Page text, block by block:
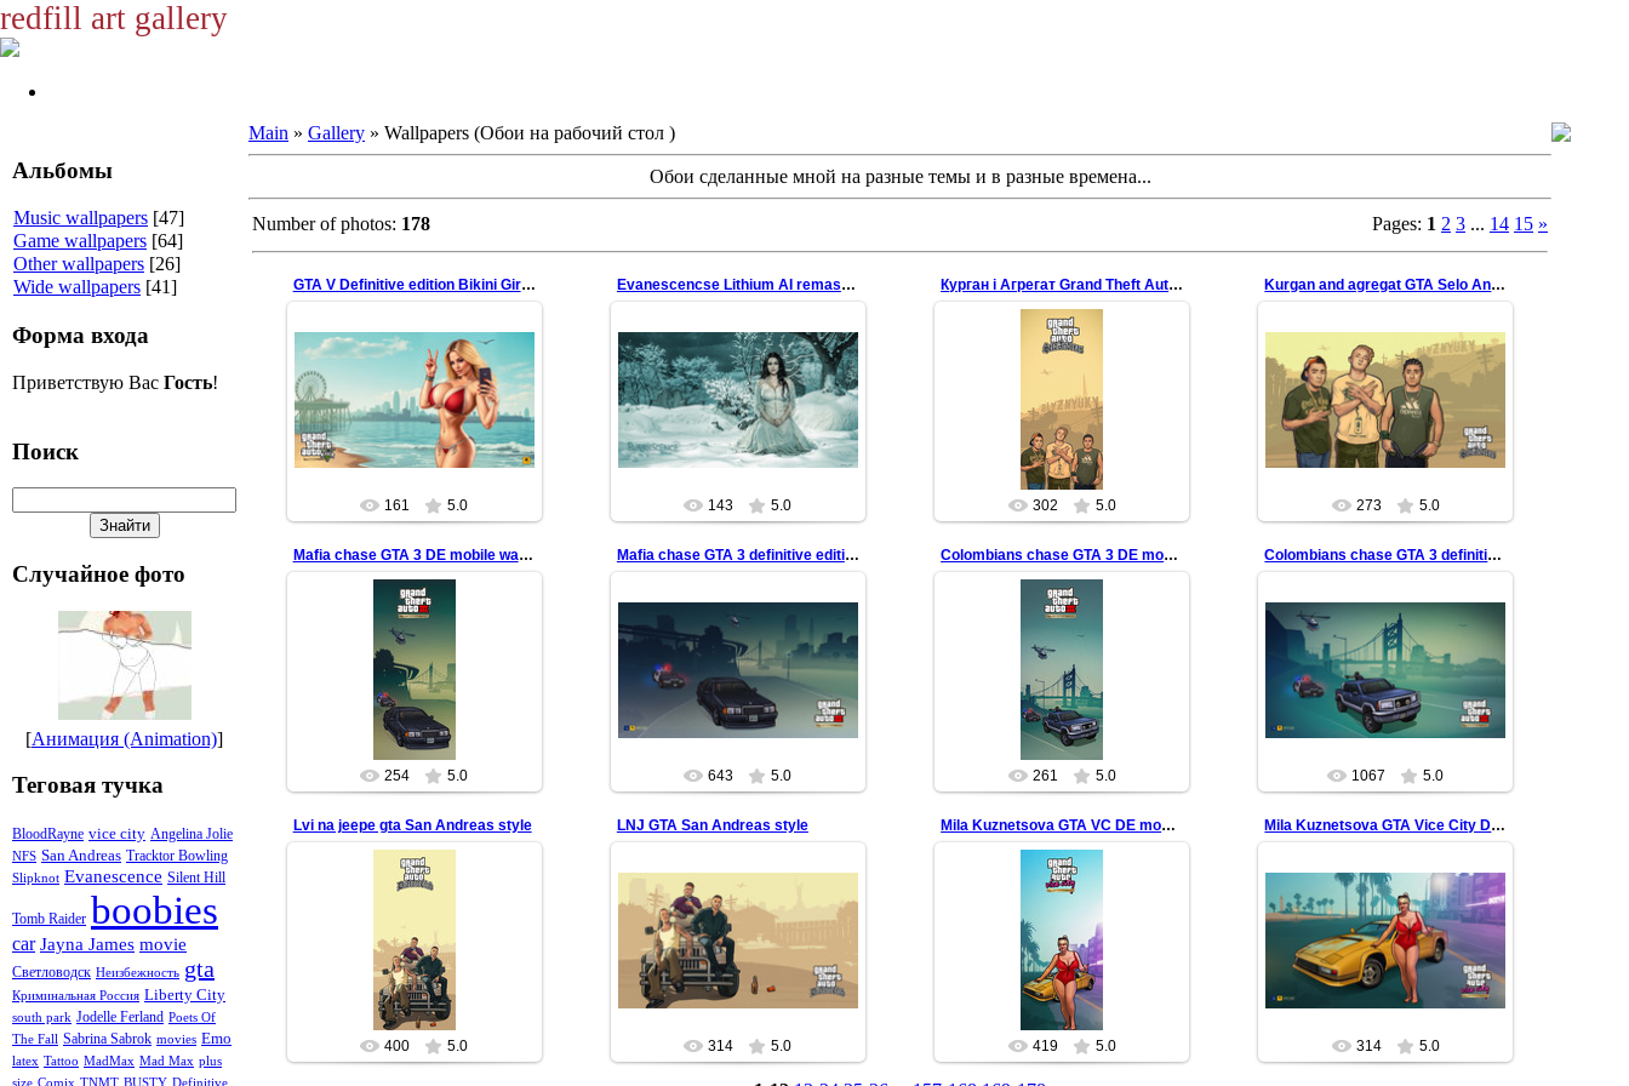
redfill art gallery
Альбомы
Music wallpapers [47]
Game wallpapers [64]
Other wallpapers [26]
Wide wallpapers [41]
Форма входа
Приветствую Вас Гость!
Поиск
Случайное фото
[Анимация (Animation)]
Теговая тучка
BloodRayne vice city Angelina Jolie
NFS San Andreas Tracktor Bowling
Slipknot Evanescence Silent Hill
Tomb Raider boobies
car Jayna James movie
Светловодск Неизбежность gta
Криминальная Россия Liberty City
south park Jodelle Ferland Poets Of
The Fall Sabrina Sabrok movies Emo
latex Tattoo MadMax Mad Max plus
size Comix TNMT BUSTY Definitive
Main » Gallery » Wallpapers (Обои на рабочий стол )
Обои сделанные мной на разные темы и в разные времена...
Number of photos: 178 Pages: 1 2 3 ... 14 15 »
GTA V Definitive edition Bikini Girl rdf_ai
22.12.2024
ai edition
redfill
161 5.0
Evanescencse Lithium AI remaster
29.06.2024
remaster of 2006 wallpaper
redfill
143 5.0
Курган і Агрегат Grand Theft Auto SeloAndreas
17.10.2022
гуртом Селюки Kurgan & Agregat
redfill
302 5.0
Kurgan and agregat GTA Selo Andreas
16.10.2022
Заставка на робочий стіл з
культовим гуртом Курган і
Агрегат в стилы GTA San Andreas
redfill
273 5.0
Mafia chase GTA 3 DE mobile wallpaper
17.08.2022
Maria Latore from Leone Family's
redfill
254 5.0
Mafia chase GTA 3 definitive edition
17.08.2022
Maria Latore
redfill
643 5.0
Colombians chase GTA 3 DE mobile wallpaper
31.07.2022
Catalina from colombians gang
redfill
261 5.0
Colombians chase GTA 3 definitive edition
31.07.2022
Catalina from Colombians gang
redfill
1067 5.0
Lvi na jeepe gta San Andreas style
mobile wallpaper version
redfill
400 5.0
LNJ GTA San Andreas style
01.06.2022
Заставка гумористів з
@lvi_na_jeepe в стилі ГТА Сан
Андреас
redfill
314 5.0
Mila Kuznetsova GTA VC DE mobile wallpaper
screen mobile wallpaper
redfill
419 5.0
Mila Kuznetsova GTA Vice City Definitive Edition
10.05.2022
Busty model in red swimsuit
redfill
314 5.0